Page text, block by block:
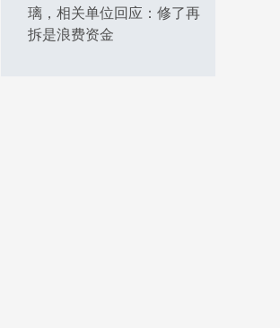
璃，相关单位回应：修了再
拆是浪费资金